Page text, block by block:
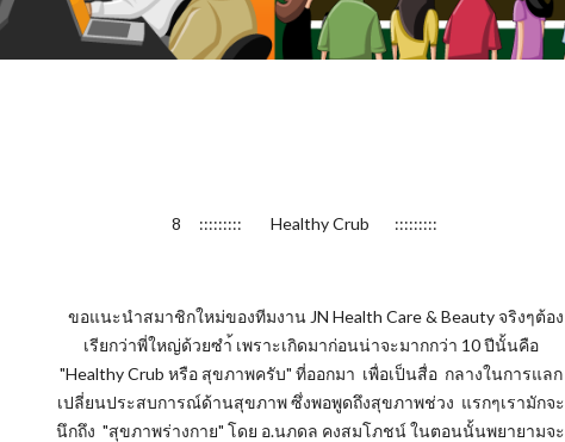
8 ::::::::: Healthy Crub :::::::::
ขอแนะนำสมาชิกใหม่ของทีมงาน JN Health Care & Beauty จริงๆต้อง
เรียกว่าพี่ใหญ่ด้วยซำ้ เพราะเกิดมาก่อนน่าจะมากกว่า 10 ปีนั้นคือ
"Healthy Crub หรือ สุขภาพครับ" ที่ออกมา เพื่อเป็นสื่อ กลางในการแลก
เปลี่ยนประสบการณ์ด้านสุขภาพ ซึ่งพอพูดถึงสุขภาพช่วง แรกๆเรามักจะ
นึกถึง "สุขภาพร่างกาย" โดย อ.นภดล คงสมโภชน์ ในตอนนั้นพยายามจะ